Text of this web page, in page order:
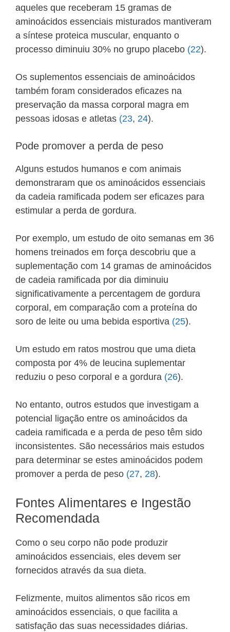
aqueles que receberam 15 gramas de
aminoácidos essenciais misturados mantiveram
a síntese proteica muscular, enquanto o
processo diminuiu 30% no grupo placebo (22).
Os suplementos essenciais de aminoácidos
também foram considerados eficazes na
preservação da massa corporal magra em
pessoas idosas e atletas (23, 24).
Pode promover a perda de peso
Alguns estudos humanos e com animais
demonstraram que os aminoácidos essenciais
da cadeia ramificada podem ser eficazes para
estimular a perda de gordura.
Por exemplo, um estudo de oito semanas em 36
homens treinados em força descobriu que a
suplementação com 14 gramas de aminoácidos
de cadeia ramificada por dia diminuiu
significativamente a percentagem de gordura
corporal, em comparação com a proteína do
soro de leite ou uma bebida esportiva (25).
Um estudo em ratos mostrou que uma dieta
composta por 4% de leucina suplementar
reduziu o peso corporal e a gordura (26).
No entanto, outros estudos que investigam a
potencial ligação entre os aminoácidos da
cadeia ramificada e a perda de peso têm sido
inconsistentes. São necessários mais estudos
para determinar se estes aminoácidos podem
promover a perda de peso (27, 28).
Fontes Alimentares e Ingestão
Recomendada
Como o seu corpo não pode produzir
aminoácidos essenciais, eles devem ser
fornecidos através da sua dieta.
Felizmente, muitos alimentos são ricos em
aminoácidos essenciais, o que facilita a
satisfação das suas necessidades diárias.